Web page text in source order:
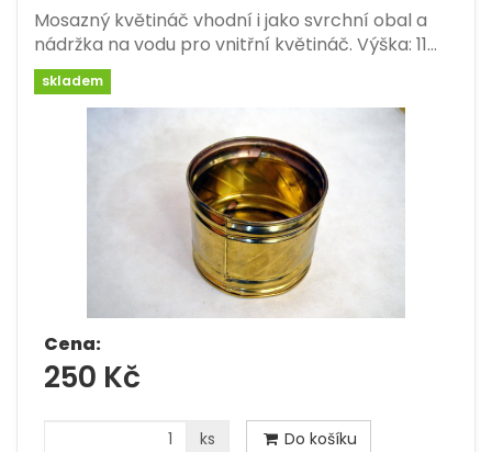
Mosazný květináč vhodní i jako svrchní obal a
nádržka na vodu pro vnitřní květináč. Výška: 11…
skladem
Cena:
250 Kč
ks Do košíku